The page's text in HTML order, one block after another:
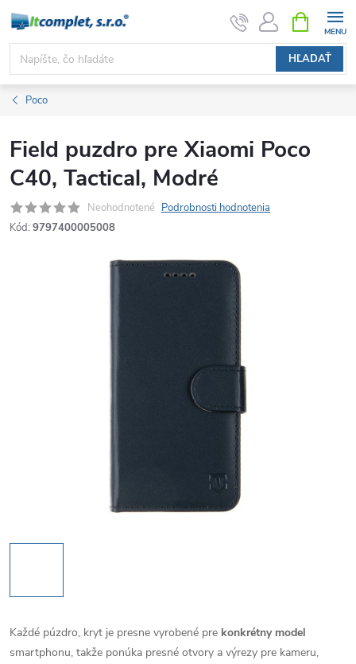
Prejsť
obsah
HĽADAŤ
KOŠÍK
Poco
Field puzdro pre Xiaomi Poco
C40, Tactical, Modré
Neohodnotené Podrobnosti hodnotenia
Kód: 9797400005008
Každé púzdro, kryt je presne vyrobené pre konkrétny model
smartphonu, takže ponúka presné otvory a výrezy pre kameru,